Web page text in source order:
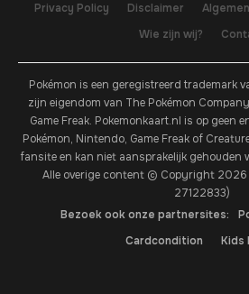
Privacy Policy Disclaimer
Wie zijn wij?
Pokémon is een geregistreerd trademark
zijn eigendom van The Pokémon
Game Freak. Pokemonkaart.nl is op geen
Pokémon, Nintendo, Game Freak of
fansite en kan niet aansprakelijk gehouden
Alle overige content © Copyright 2026
27122833)
Bezoek ook onze partnersites:
Cardcondition
Kids